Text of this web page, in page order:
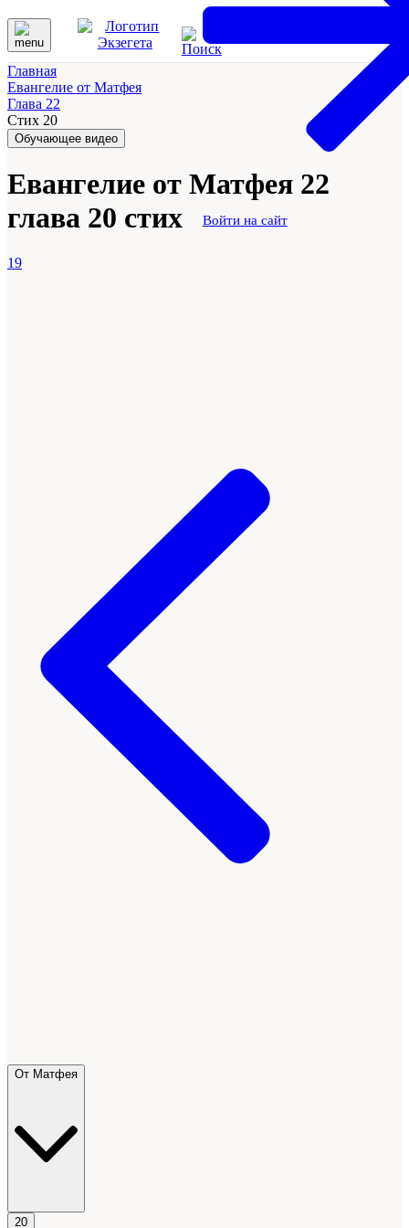
Войти на сайт
Главная
Евангелие от Матфея
Глава 22
Стих 20
Обучающее видео
Евангелие от Матфея 22
глава 20 стих
19
От Матфея
20